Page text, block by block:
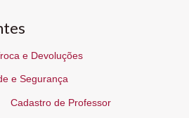
e Devoluções
e Segurança
Cadastro de Professor